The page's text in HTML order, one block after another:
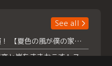
See all
浮所飛貴主演！ 【夏色の風が僕の家にやってきた】 本日よりテラサで独占配信スタート！
『夏色の雲が恋と嵐をまきおこす』スペシャルメイキング 【Part1】2026年７月18日（土）23時30分～配信スタート！話題のシーンの裏側を大公開！豪華キャスト大集合！ 『武宮家 真夏の家族会議』開催！